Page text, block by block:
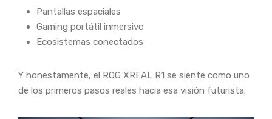
Pantallas espaciales
Gaming portátil inmersivo
Ecosistemas conectados
Y honestamente, el ROG XREAL R1 se siente como uno
de los primeros pasos reales hacia esa visión futurista.